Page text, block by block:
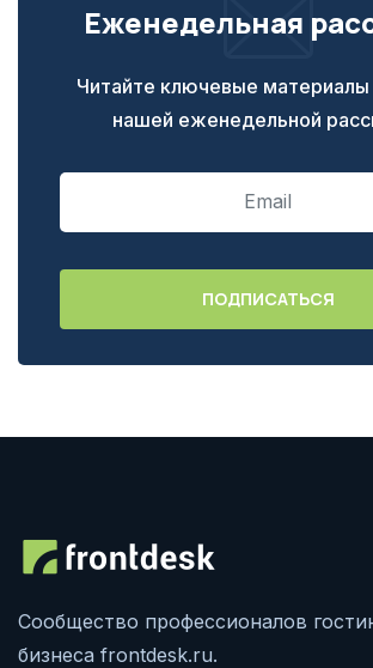
Еженедельная
Читайте ключевые материалы
нашей еженедельной
Сообщество профессионалов
бизнеса frontdesk.ru.